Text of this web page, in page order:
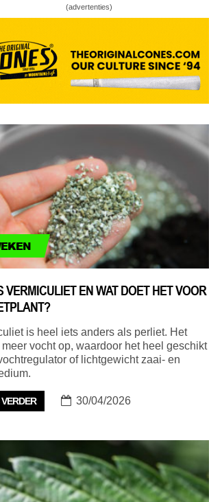
(advertenties)
VERMICULIET EN WAT DOET HET VOOR
is heel iets anders als perliet. Het
meer vocht op, waardoor het heel geschikt
of lichtgewicht zaai- en
30/04/2026